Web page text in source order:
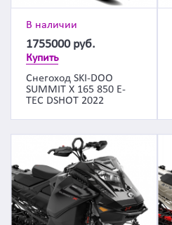
В наличии
1755000 руб.
Купить
Снегоход SKI-DOO
SUMMIT X 165 850 E-
TEC DSHOT 2022